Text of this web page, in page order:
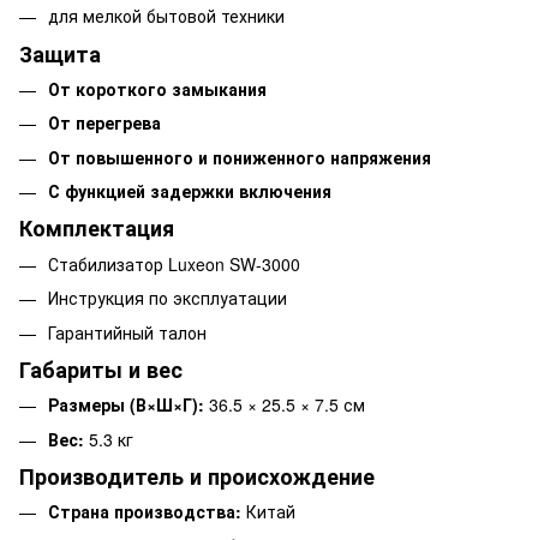
для мелкой бытовой техники
Защита
От короткого замыкания
От перегрева
От повышенного и пониженного напряжения
С функцией задержки включения
Комплектация
Стабилизатор Luxeon SW-3000
Инструкция по эксплуатации
Гарантийный талон
Габариты и вес
Размеры (В×Ш×Г): 36.5 × 25.5 × 7.5 см
Вес: 5.3 кг
Производитель и происхождение
Страна производства: Китай